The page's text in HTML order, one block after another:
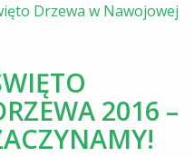
Drzewa w Nawojowej
2016 –